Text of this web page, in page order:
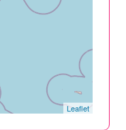
Leaflet